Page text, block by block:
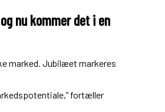
nu kommer det i en
marked. Jubilæet markeres
fortæller